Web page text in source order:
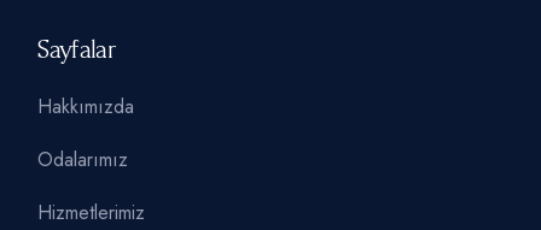
Sayfalar
Hakkımızda
Odalarımız
Hizmetlerimiz